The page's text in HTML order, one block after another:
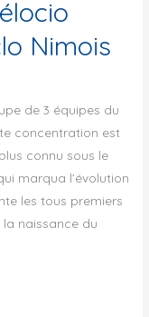
Nimois
de 3 équipes du
concentration est
connu sous le
marqua l’évolution
les tous premiers
naissance du